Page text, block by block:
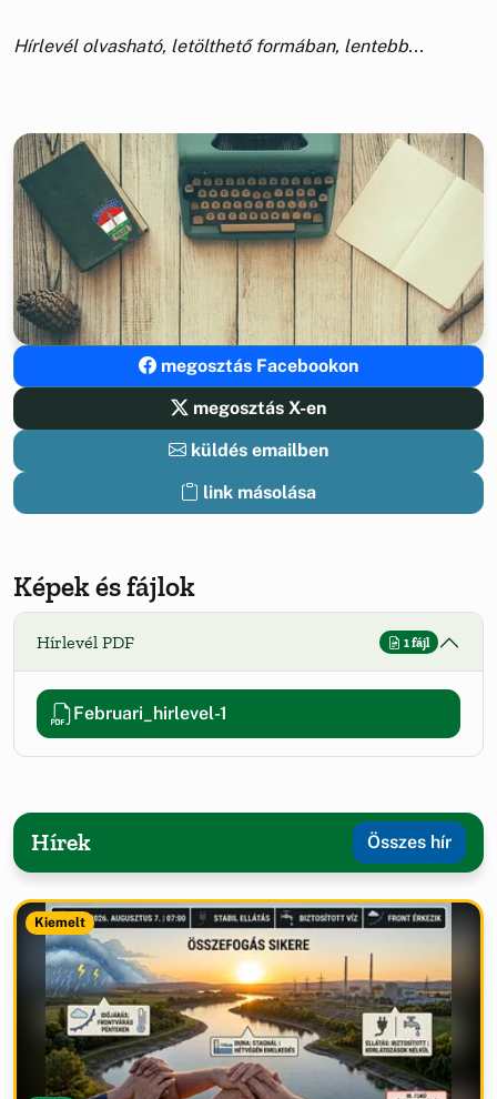
Hírlevél olvasható, letölthető formában, lentebb...
megosztás Facebookon
megosztás X-en
küldés emailben
link másolása
Képek és fájlok
Hírlevél PDF 1 fájl
Februari_hirlevel-1
Hírek Összes hír
Kiemelt